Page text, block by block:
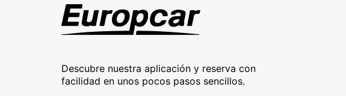
Descubre nuestra aplicación y reserva con
facilidad en unos pocos pasos sencillos.